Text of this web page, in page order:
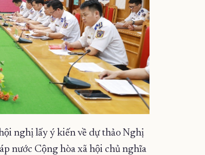
nghị lấy ý kiến về dự thảo Nghị
nước Cộng hòa xã hội chủ nghĩa